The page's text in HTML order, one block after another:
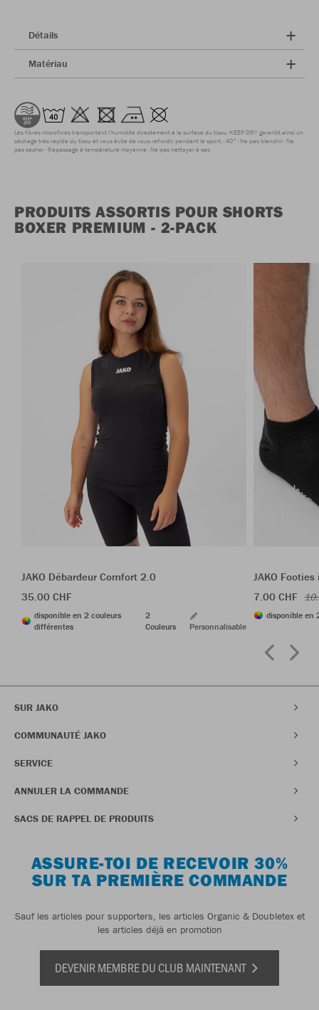
Détails
Matériau
Les fibres microfines transportent l'humidité directement à la surface du tissu. KEEP DRY garantit ainsi un
séchage très rapide du tissu et vous évite de vous refroidir pendant le sport. 40° Ne pas blanchir Ne
pas sécher Repassage à température moyenne Ne pas nettoyer à sec
PRODUITS ASSORTIS POUR SHORTS
BOXER PREMIUM - 2-PACK
JAKO Débardeur Comfort 2.0
35.00 CHF
disponible en 2 couleurs
différentes
2
Couleurs
Personnalisable
JAKO
7.00 CHF
disponible en
SUR JAKO
COMMUNAUTÉ JAKO
SERVICE
ANNULER LA COMMANDE
SACS DE RAPPEL DE PRODUITS
ASSURE-TOI DE RECEVOIR 30%
SUR TA PREMIÈRE COMMANDE
Sauf les articles pour supporters, les articles Organic & Doubletex et
les articles déjà en promotion
DEVENIR MEMBRE DU CLUB MAINTENANT